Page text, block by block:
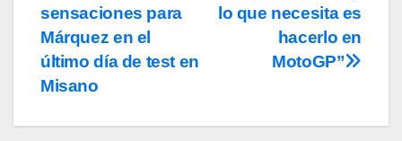
lo que necesita es
hacerlo en
MotoGP”
sensaciones para
Márquez en el
último día de test en
Misano